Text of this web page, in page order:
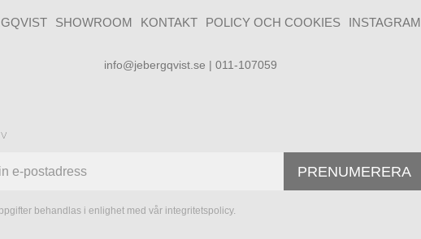
SHOWROOM KONTAKT POLICY OCH COOKIES INSTAGRAM
info@jebergqvist.se | 011-107059
PRENUMERERA
behandlas i enlighet med vår integritetspolicy.